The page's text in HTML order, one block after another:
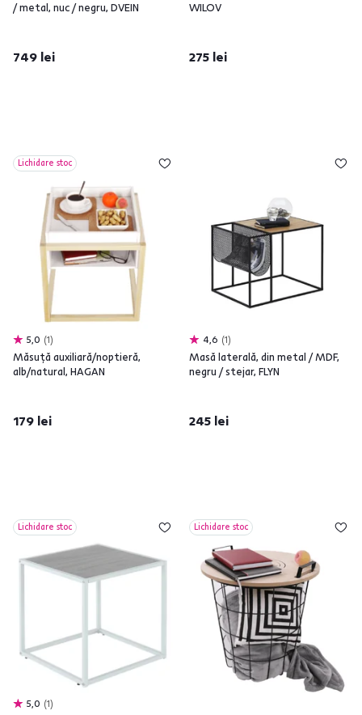
/ metal, nuc / negru, DVEIN
749 lei
WILOV
275 lei
Lichidare stoc
5,0 1
Măsuţă auxiliară/noptieră,
alb/natural, HAGAN
179 lei
4,6 1
Masă laterală, din metal / MDF,
negru / stejar, FLYN
245 lei
Lichidare stoc
5,0 1
Lichidare stoc